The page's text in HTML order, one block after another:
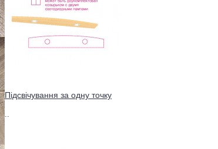
Підсвічування за одну точку
..